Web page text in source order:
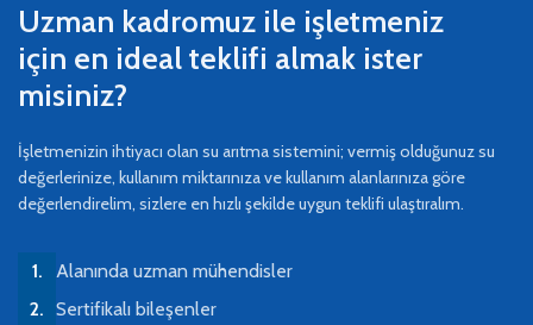
Uzman kadromuz ile işletmeniz
için en ideal teklifi almak ister
misiniz?
İşletmenizin ihtiyacı olan su arıtma sistemini; vermiş olduğunuz su
değerlerinize, kullanım miktarınıza ve kullanım alanlarınıza göre
değerlendirelim, sizlere en hızlı şekilde uygun teklifi ulaştıralım.
Alanında uzman mühendisler
Sertifikalı bileşenler